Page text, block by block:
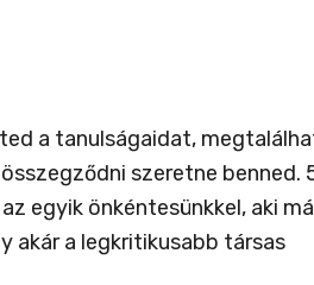
a tanulságaidat,
szeretne benned.
egyik önkéntesünkkel, aki
akár a legkritikusabb társas